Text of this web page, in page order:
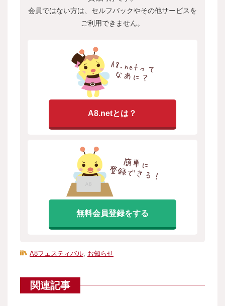
会員ではない方は、セルフバックやその他サービスを
ご利用できません。
A8.netとは？
無料会員登録をする
-A8フェスティバル, お知らせ
関連記事